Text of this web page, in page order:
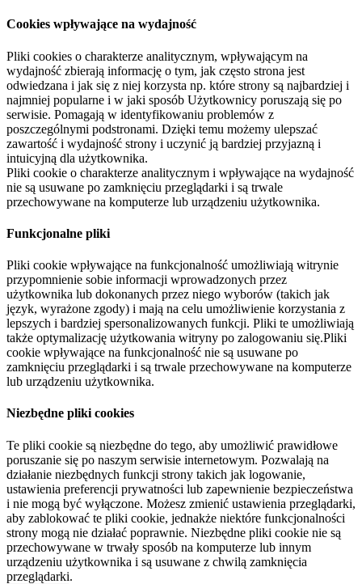
Cookies wpływające na wydajność
Pliki cookies o charakterze analitycznym, wpływającym na
wydajność zbierają informację o tym, jak często strona jest
odwiedzana i jak się z niej korzysta np. które strony są najbardziej i
najmniej popularne i w jaki sposób Użytkownicy poruszają się po
serwisie. Pomagają w identyfikowaniu problemów z
poszczególnymi podstronami. Dzięki temu możemy ulepszać
zawartość i wydajność strony i uczynić ją bardziej przyjazną i
intuicyjną dla użytkownika.
Pliki cookie o charakterze analitycznym i wpływające na wydajność
nie są usuwane po zamknięciu przeglądarki i są trwale
przechowywane na komputerze lub urządzeniu użytkownika.
Funkcjonalne pliki
Pliki cookie wpływające na funkcjonalność umożliwiają witrynie
przypomnienie sobie informacji wprowadzonych przez
użytkownika lub dokonanych przez niego wyborów (takich jak
język, wyrażone zgody) i mają na celu umożliwienie korzystania z
lepszych i bardziej spersonalizowanych funkcji. Pliki te umożliwiają
także optymalizację użytkowania witryny po zalogowaniu się.Pliki
cookie wpływające na funkcjonalność nie są usuwane po
zamknięciu przeglądarki i są trwale przechowywane na komputerze
lub urządzeniu użytkownika.
Niezbędne pliki cookies
Te pliki cookie są niezbędne do tego, aby umożliwić prawidłowe
poruszanie się po naszym serwisie internetowym. Pozwalają na
działanie niezbędnych funkcji strony takich jak logowanie,
ustawienia preferencji prywatności lub zapewnienie bezpieczeństwa
i nie mogą być wyłączone. Możesz zmienić ustawienia przeglądarki,
aby zablokować te pliki cookie, jednakże niektóre funkcjonalności
strony mogą nie działać poprawnie. Niezbędne pliki cookie nie są
przechowywane w trwały sposób na komputerze lub innym
urządzeniu użytkownika i są usuwane z chwilą zamknięcia
przeglądarki.